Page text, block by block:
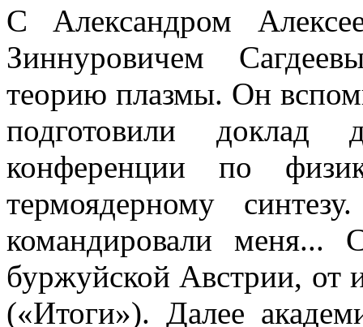
С Александром
Зиннуровичем
теорию плазмы. Он
подготовили доклад
конференции по
термоядерному
командировали меня...
буржуйской Австрии, от
(«Итоги»). Далее